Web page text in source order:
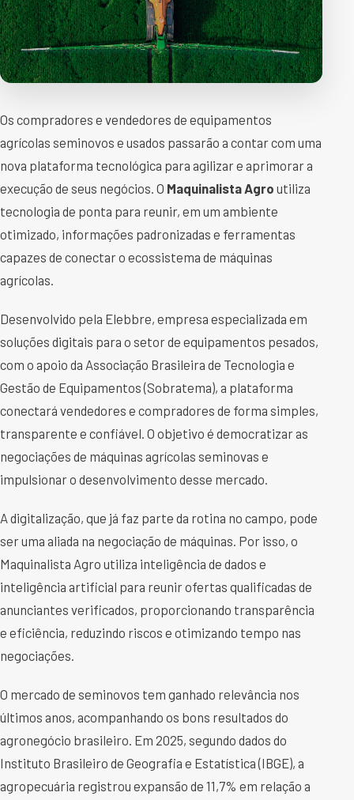
Os compradores e vendedores de equipamentos
agrícolas seminovos e usados passarão a contar com uma
nova plataforma tecnológica para agilizar e aprimorar a
execução de seus negócios. O Maquinalista Agro utiliza
tecnologia de ponta para reunir, em um ambiente
otimizado, informações padronizadas e ferramentas
capazes de conectar o ecossistema de máquinas
agrícolas.
Desenvolvido pela Elebbre, empresa especializada em
soluções digitais para o setor de equipamentos pesados,
com o apoio da Associação Brasileira de Tecnologia e
Gestão de Equipamentos (Sobratema), a plataforma
conectará vendedores e compradores de forma simples,
transparente e confiável. O objetivo é democratizar as
negociações de máquinas agrícolas seminovas e
impulsionar o desenvolvimento desse mercado.
A digitalização, que já faz parte da rotina no campo, pode
ser uma aliada na negociação de máquinas. Por isso, o
Maquinalista Agro utiliza inteligência de dados e
inteligência artificial para reunir ofertas qualificadas de
anunciantes verificados, proporcionando transparência
e eficiência, reduzindo riscos e otimizando tempo nas
negociações.
O mercado de seminovos tem ganhado relevância nos
últimos anos, acompanhando os bons resultados do
agronegócio brasileiro. Em 2025, segundo dados do
Instituto Brasileiro de Geografia e Estatística (IBGE), a
agropecuária registrou expansão de 11,7% em relação a